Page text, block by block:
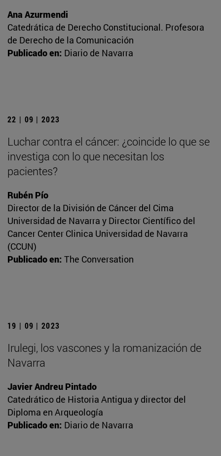
Ana Azurmendi
Catedrática de Derecho Constitucional. Profesora
de Derecho de la Comunicación
Publicado en: Diario de Navarra
22 | 09 | 2023
Luchar contra el cáncer: ¿coincide lo que se
investiga con lo que necesitan los
pacientes?
Rubén Pío
Director de la División de Cáncer del Cima
Universidad de Navarra y Director Científico del
Cancer Center Clinica Universidad de Navarra
(CCUN)
Publicado en: The Conversation
19 | 09 | 2023
Irulegi, los vascones y la romanización de
Navarra
Javier Andreu Pintado
Catedrático de Historia Antigua y director del
Diploma en Arqueología
Publicado en: Diario de Navarra